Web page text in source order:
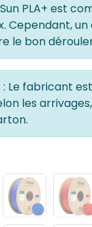
PLA+ est
Cependant,
le bon
: Le fabricant
les